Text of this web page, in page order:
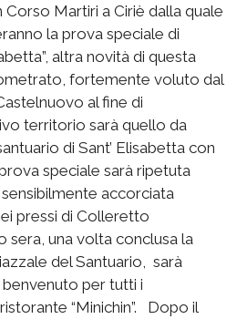
Corso Martiri a Ciriè dalla quale
la prova speciale di
altra novità di questa
fortemente voluto dal
al fine di
territorio sarà quello da
di Sant’ Elisabetta con
speciale sarà ripetuta
accorciata
pressi di Colleretto
sera, una volta conclusa la
del Santuario, sarà
per tutti i
“Minichin”. Dopo il